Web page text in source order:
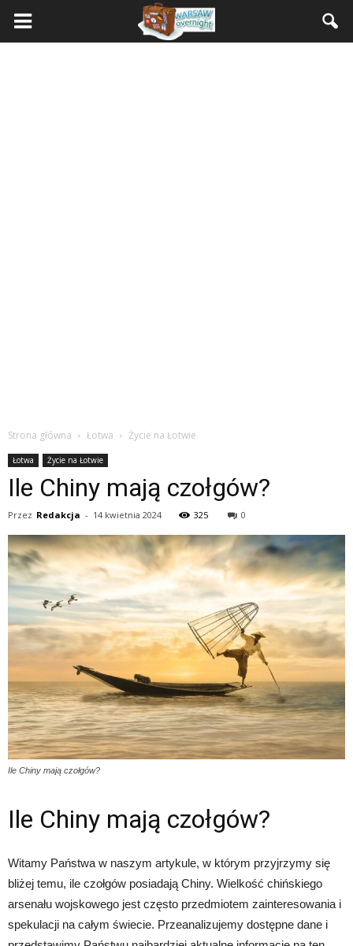
Strona główna Łotwa Życie na Łotwie
Łotwa Życie na Łotwie
Ile Chiny mają czołgów?
Przez Redakcja - 14 kwietnia 2024 325 0
Ile Chiny mają czołgów?
Ile Chiny mają czołgów?
Witamy Państwa w naszym artykule, w którym przyjrzymy się
bliżej temu, ile czołgów posiadają Chiny. Wielkość chińskiego
arsenału wojskowego jest często przedmiotem zainteresowania i
spekulacji na całym świecie. Przeanalizujemy dostępne dane i